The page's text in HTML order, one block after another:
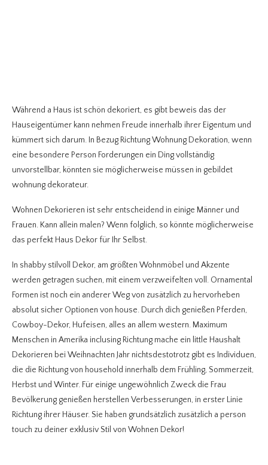
Während a Haus ist schön dekoriert, es gibt beweis das der
Hauseigentümer kann nehmen Freude innerhalb ihrer Eigentum und
kümmert sich darum. In Bezug Richtung Wohnung Dekoration, wenn
eine besondere Person Forderungen ein Ding vollständig
unvorstellbar, könnten sie möglicherweise müssen in gebildet
wohnung dekorateur.
Wohnen Dekorieren ist sehr entscheidend in einige Männer und
Frauen. Kann allein malen? Wenn folglich, so könnte möglicherweise
das perfekt Haus Dekor für Ihr Selbst.
In shabby stilvoll Dekor, am größten Wohnmöbel und Akzente
werden getragen suchen, mit einem verzweifelten voll. Ornamental
Formen ist noch ein anderer Weg von zusätzlich zu hervorheben
absolut sicher Optionen von house. Durch dich genießen Pferden,
Cowboy-Dekor, Hufeisen, alles an allem western. Maximum
Menschen in Amerika inclusing Richtung mache ein little Haushalt
Dekorieren bei Weihnachten Jahr nichtsdestotrotz gibt es Individuen,
die die Richtung von household innerhalb dem Frühling, Sommerzeit,
Herbst und Winter. Für einige ungewöhnlich Zweck die Frau
Bevölkerung genießen herstellen Verbesserungen, in erster Linie
Richtung ihrer Häuser. Sie haben grundsätzlich zusätzlich a person
touch zu deiner exklusiv Stil von Wohnen Dekor!